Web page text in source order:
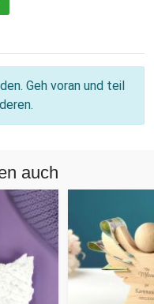
Geh voran und teil
auch